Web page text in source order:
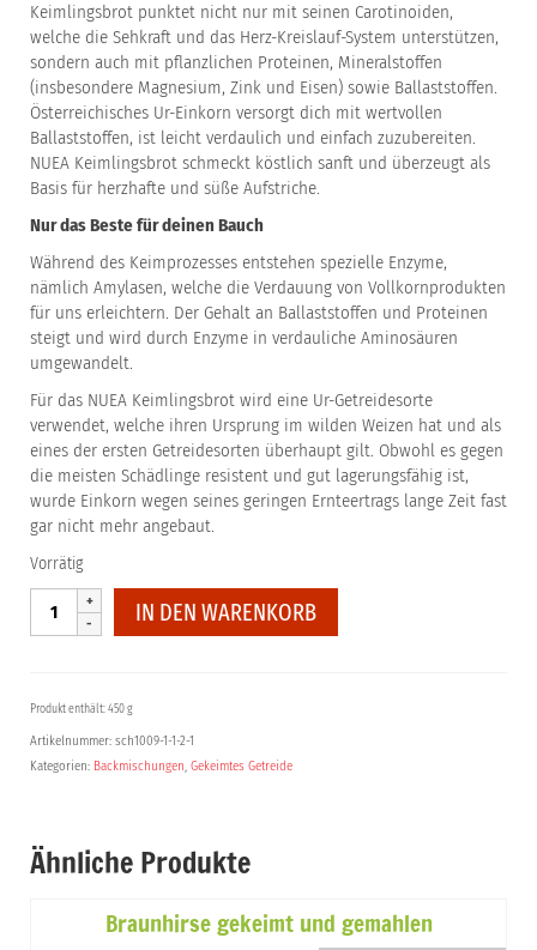
Keimlingsbrot punktet nicht nur mit seinen Carotinoiden,
welche die Sehkraft und das Herz-Kreislauf-System unterstützen,
sondern auch mit pflanzlichen Proteinen, Mineralstoffen
(insbesondere Magnesium, Zink und Eisen) sowie Ballaststoffen.
Österreichisches Ur-Einkorn versorgt dich mit wertvollen
Ballaststoffen, ist leicht verdaulich und einfach zuzubereiten.
NUEA Keimlingsbrot schmeckt köstlich sanft und überzeugt als
Basis für herzhafte und süße Aufstriche.
Nur das Beste für deinen Bauch
Während des Keimprozesses entstehen spezielle Enzyme,
nämlich Amylasen, welche die Verdauung von Vollkornprodukten
für uns erleichtern. Der Gehalt an Ballaststoffen und Proteinen
steigt und wird durch Enzyme in verdauliche Aminosäuren
umgewandelt.
Für das NUEA Keimlingsbrot wird eine Ur-Getreidesorte
verwendet, welche ihren Ursprung im wilden Weizen hat und als
eines der ersten Getreidesorten überhaupt gilt. Obwohl es gegen
die meisten Schädlinge resistent und gut lagerungsfähig ist,
wurde Einkorn wegen seines geringen Ernteertrags lange Zeit fast
gar nicht mehr angebaut.
Vorrätig
Keimlingsbrot
Einkorn
IN DEN WARENKORB
Produkt enthält: 450 g
Artikelnummer: sch1009-1-1-2-1
Kategorien: Backmischungen, Gekeimtes Getreide
Ähnliche Produkte
Braunhirse gekeimt und gemahlen